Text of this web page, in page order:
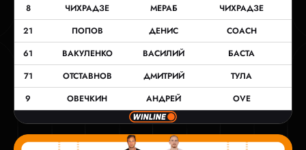
8
ЧИХРАДЗЕ МЕРАБ
ЧИХРАДЗЕ
21
ПОПОВ ДЕНИС
COACH
61
ВАКУЛЕНКО ВАСИЛИЙ
БАСТА
71
ОТСТАВНОВ ДМИТРИЙ
ТУЛА
9
ОВЕЧКИН АНДРЕЙ OVE